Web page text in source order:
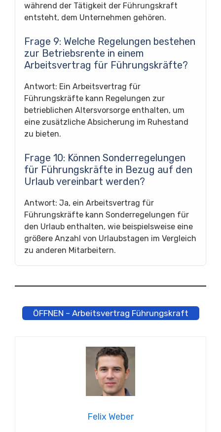
während der Tätigkeit der Führungskraft
entsteht, dem Unternehmen gehören.
Frage 9: Welche Regelungen bestehen
zur Betriebsrente in einem
Arbeitsvertrag für Führungskräfte?
Antwort: Ein Arbeitsvertrag für
Führungskräfte kann Regelungen zur
betrieblichen Altersvorsorge enthalten, um
eine zusätzliche Absicherung im Ruhestand
zu bieten.
Frage 10: Können Sonderregelungen
für Führungskräfte in Bezug auf den
Urlaub vereinbart werden?
Antwort: Ja, ein Arbeitsvertrag für
Führungskräfte kann Sonderregelungen für
den Urlaub enthalten, wie beispielsweise eine
größere Anzahl von Urlaubstagen im Vergleich
zu anderen Mitarbeitern.
ÖFFNEN – Arbeitsvertrag Führungskraft
Felix Weber